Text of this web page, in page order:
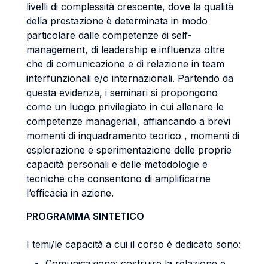
livelli di complessità crescente, dove la qualità
della prestazione è determinata in modo
particolare dalle competenze di self-
management, di leadership e influenza oltre
che di comunicazione e di relazione in team
interfunzionali e/o internazionali. Partendo da
questa evidenza, i seminari si propongono
come un luogo privilegiato in cui allenare le
competenze manageriali, affiancando a brevi
momenti di inquadramento teorico , momenti di
esplorazione e sperimentazione delle proprie
capacità personali e delle metodologie e
tecniche che consentono di amplificarne
l’efficacia in azione.
PROGRAMMA SINTETICO
I temi/le capacità a cui il corso è dedicato sono: